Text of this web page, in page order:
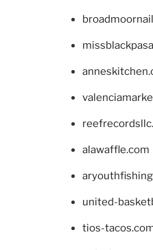
alawaffle.com
united-
tios-